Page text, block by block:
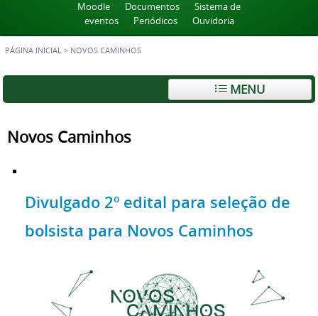
Moodle
Documentos
Sistema de
eventos
Periódicos Ouvidoria
PÁGINA INICIAL > NOVOS CAMINHOS
MENU
Novos Caminhos
Divulgado 2º edital para seleção de
bolsista para Novos Caminhos